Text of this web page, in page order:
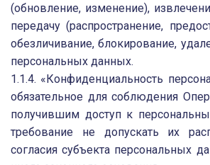
(обновление, изменение),
передачу (распространение,
обезличивание, блокирование,
персональных данных.
1.1.4. «Конфиденциальность
обязательное для соблюдения
получившим доступ к
требование не допускать их
согласия субъекта персональных